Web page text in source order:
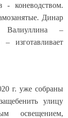
коневодством.
Динар
Валиуллина –
изготавливает
г. уже собраны
улицу
освещением,